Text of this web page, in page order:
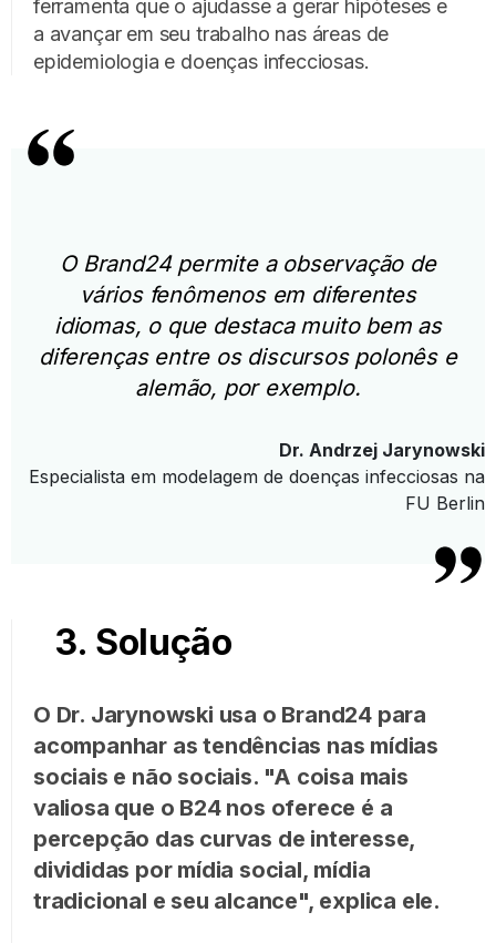
ferramenta que o ajudasse a gerar hipóteses e
a avançar em seu trabalho nas áreas de
epidemiologia e doenças infecciosas.
O Brand24 permite a observação de
vários fenômenos em diferentes
idiomas, o que destaca muito bem as
diferenças entre os discursos polonês e
alemão, por exemplo.
Dr. Andrzej Jarynowski
Especialista em modelagem de doenças infecciosas na
FU Berlin
3. Solução
O Dr. Jarynowski usa o Brand24 para
acompanhar as tendências nas mídias
sociais e não sociais. "A coisa mais
valiosa que o B24 nos oferece é a
percepção das curvas de interesse,
divididas por mídia social, mídia
tradicional e seu alcance", explica ele.